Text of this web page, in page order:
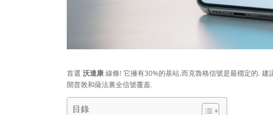
首選沃達康 線條! 它擁有30%的基站,而克魯格信號是最穩定的. 建
開普敦和薩法裏全信號覆蓋.
目錄